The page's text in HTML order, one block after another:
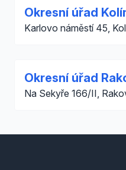
Okresní úřad
Karlovo náměstí 45,
Okresní úřad
Na Sekyře 166/II,